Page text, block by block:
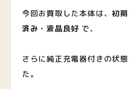
今回お買取した本体は、初
済み・液晶良好 で、
さらに純正充電器付きの状
た。